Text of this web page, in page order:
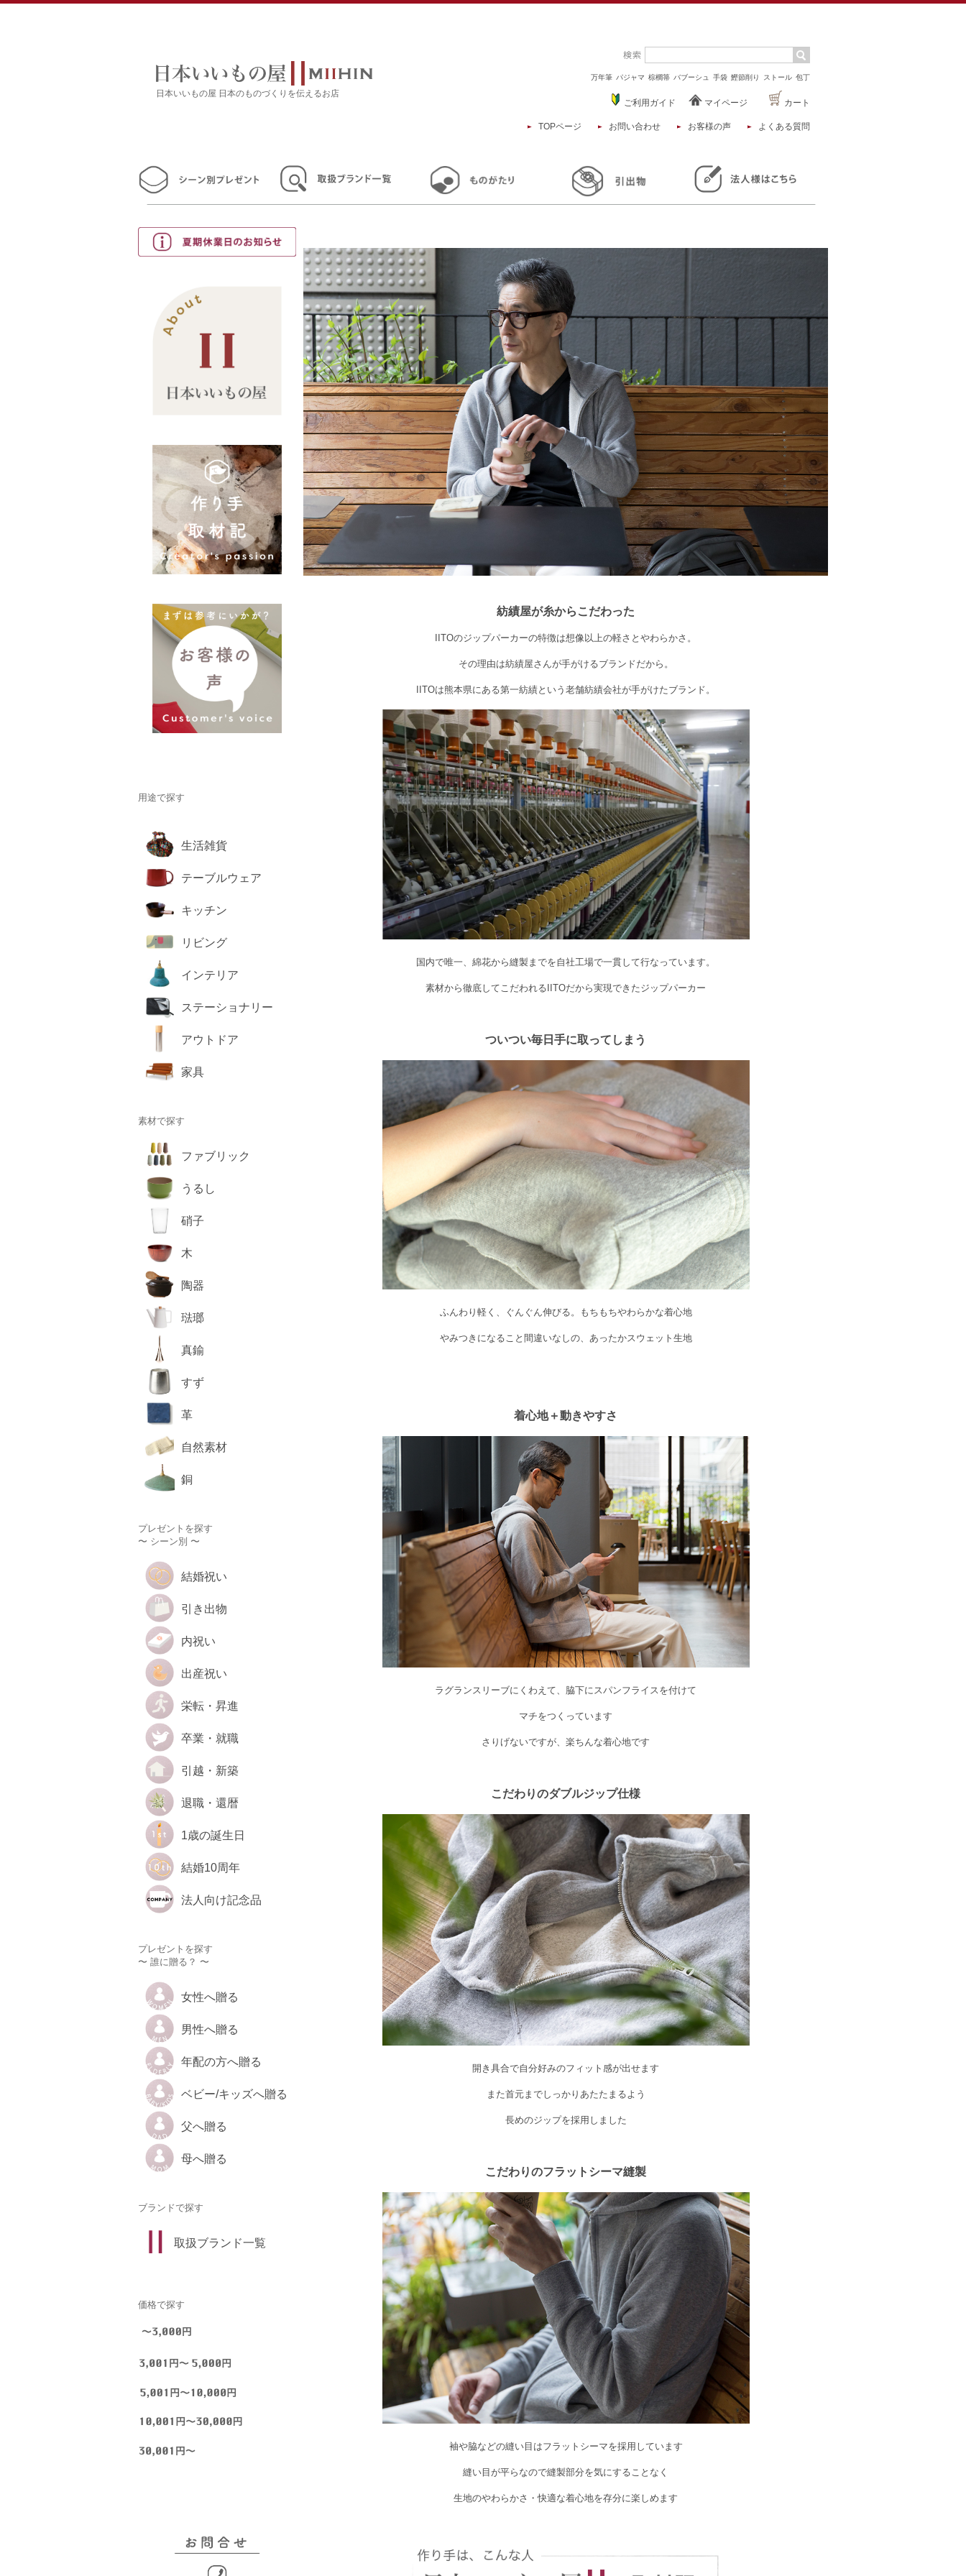
日本いいもの屋 日本のものづくりを伝えるお店
万年筆 パジャマ 棕櫚箒 バブーシュ 手袋 鰹節削り ストール 包丁
ご利用ガイド マイページ カート
TOPページ お問い合わせ お客様の声 よくある質問
紡績屋が糸からこだわった
IITOのジップパーカーの特徴は想像以上の軽さとやわらかさ。
その理由は紡績屋さんが手がけるブランドだから。
IITOは熊本県にある第一紡績という老舗紡績会社が手がけたブランド。
国内で唯一、綿花から縫製までを自社工場で一貫して行なっています。
素材から徹底してこだわれるIITOだから実現できたジップパーカー
ついつい毎日手に取ってしまう
ふんわり軽く、ぐんぐん伸びる。もちもちやわらかな着心地
やみつきになること間違いなしの、あったかスウェット生地
着心地＋動きやすさ
ラグランスリーブにくわえて、脇下にスパンフライスを付けて
マチをつくっています
さりげないですが、楽ちんな着心地です
こだわりのダブルジップ仕様
開き具合で自分好みのフィット感が出せます
また首元までしっかりあたたまるよう
長めのジップを採用しました
こだわりのフラットシーマ縫製
袖や脇などの縫い目はフラットシーマを採用しています
縫い目が平らなので縫製部分を気にすることなく
生地のやわらかさ・快適な着心地を存分に楽しめます
用途で探す
生活雑貨
テーブルウェア
キッチン
リビング
インテリア
ステーショナリー
アウトドア
家具
素材で探す
ファブリック
うるし
硝子
木
陶器
琺瑯
真鍮
すず
革
自然素材
銅
プレゼントを探す
〜 シーン別 〜
結婚祝い
引き出物
内祝い
出産祝い
栄転・昇進
卒業・就職
引越・新築
退職・還暦
1歳の誕生日
結婚10周年
法人向け記念品
プレゼントを探す
〜 誰に贈る？ 〜
女性へ贈る
男性へ贈る
年配の方へ贈る
ベビー/キッズへ贈る
父へ贈る
母へ贈る
ブランドで探す
取扱ブランド一覧
価格で探す